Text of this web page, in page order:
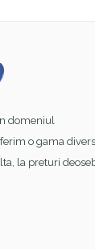
domeniul
o gama
la preturi